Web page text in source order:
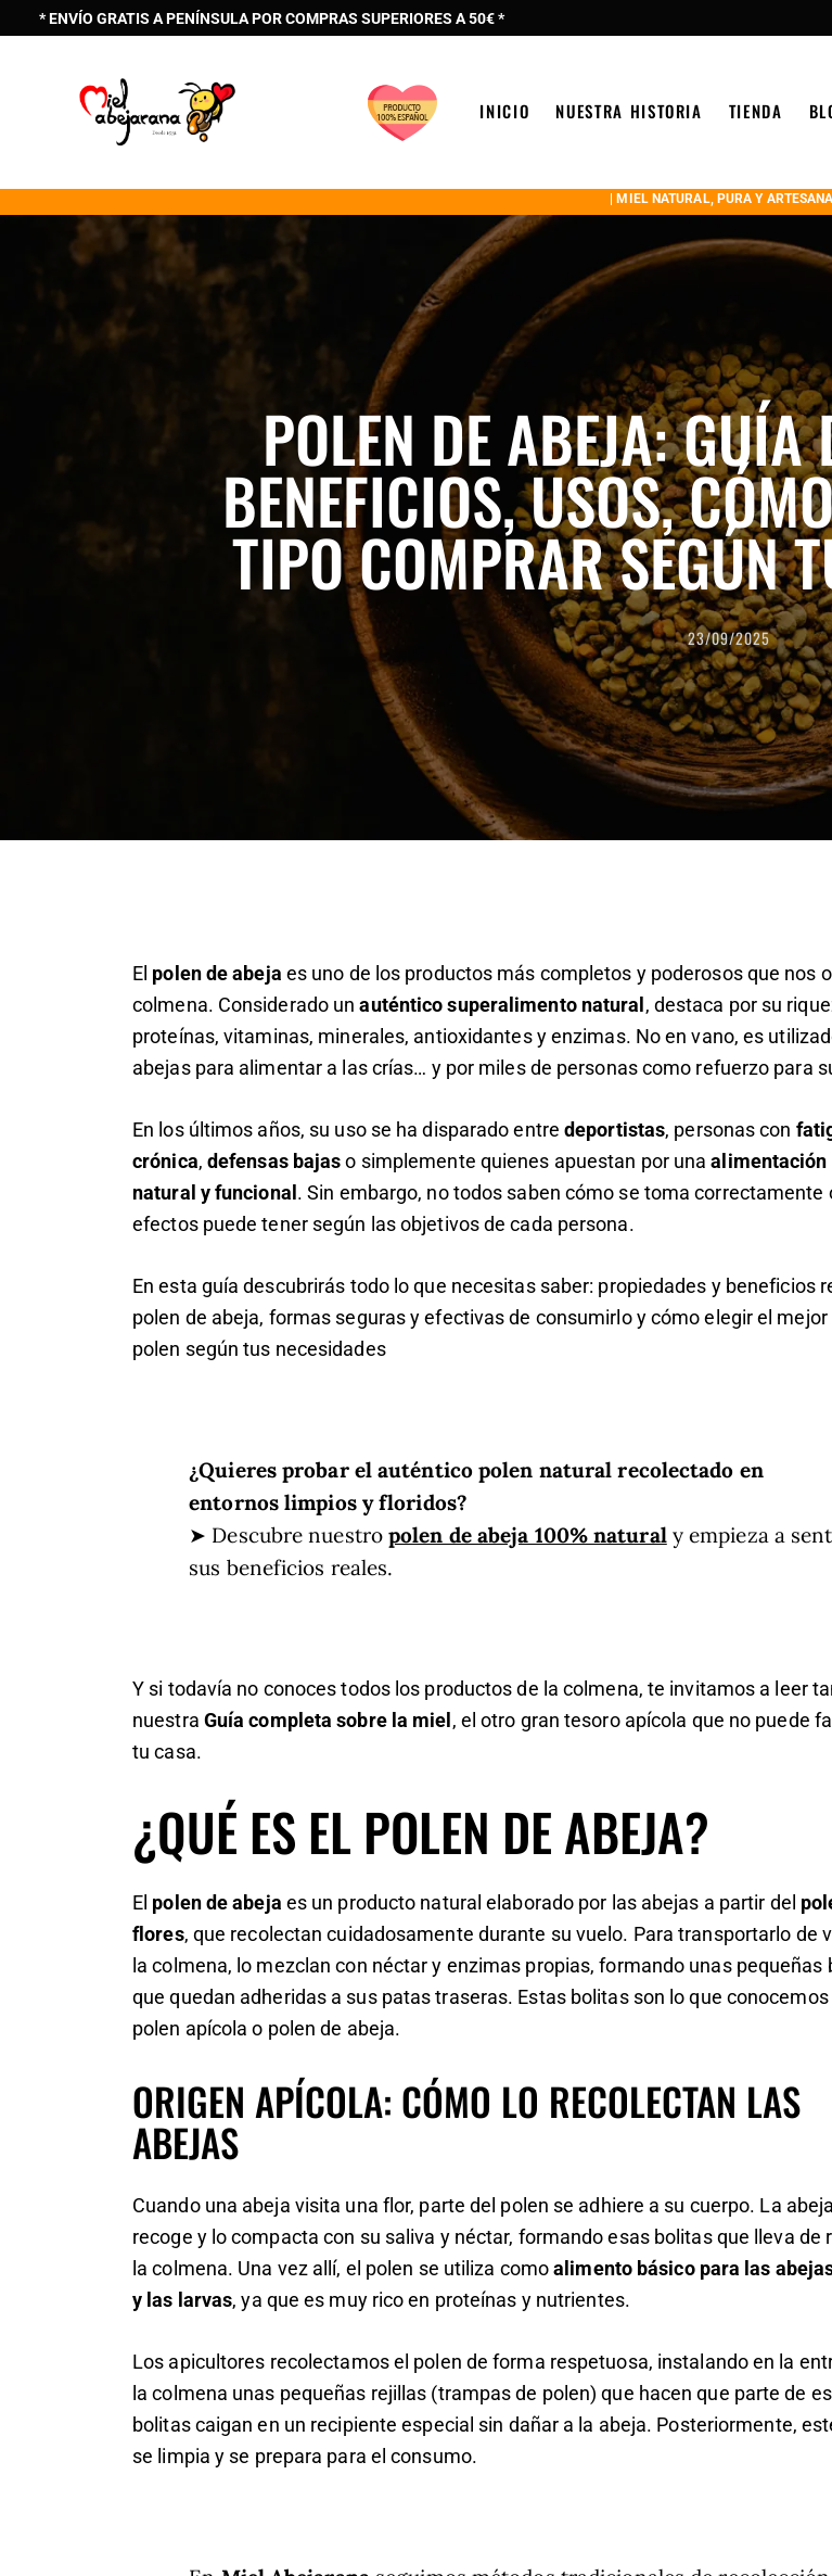
* ENVÍO GRATIS A PENÍNSULA POR COMPRAS SUPERIORES A 50€ *
INICIO NUESTRA HISTORIA TIENDA
| MIEL NATURAL, PURA Y
POLEN DE ABEJA: GUÍA
BENEFICIOS, USOS,
TIPO COMPRAR SEGÚN
23/09/2025
El polen de abeja es uno de los productos más completos y poderosos que nos
colmena. Considerado unauténtico superalimento natural , destaca por su
proteínas, vitaminas, minerales, antioxidantes y enzimas. No en vano, es
abejas para alimentar a las crías… y por miles de personas como refuerzo para
En los últimos años, su uso se ha disparado entre deportistas, personas con
crónica, defensas bajaso simplemente quienes apuestan por unaalimentación
natural y funcional . Sin embargo, no todos saben cómo se toma correctamente
efectos puede tener según las objetivos de cada persona.
En esta guía descubrirás todo lo que necesitas saber: propiedades y beneficios
polen de abeja, formas seguras y efectivas de consumirlo y cómo elegir el mejor
polen según tus necesidades
¿Quieres probar el auténtico polen natural recolectado en
entornos limpios y floridos?
➤ Descubre nuestropolen de abeja 100% naturaly empieza a
sus beneficios reales.
Y si todavía no conoces todos los productos de la colmena, te invitamos a leer
nuestra Guía completa sobre la miel , el otro gran tesoro apícola que no puede
tu casa.
¿QUÉ ES EL POLEN DE ABEJA?
El polen de abeja es un producto natural elaborado por las abejas a partir del
flores, que recolectan cuidadosamente durante su vuelo. Para transportarlo de
la colmena, lo mezclan con néctar y enzimas propias, formando unas pequeñas
que quedan adheridas a sus patas traseras. Estas bolitas son lo que
polen apícola o polen de abeja.
ORIGEN APÍCOLA: CÓMO LO RECOLECTAN LAS
ABEJAS
Cuando una abeja visita una flor, parte del polen se adhiere a su cuerpo. La
recoge y lo compacta con su saliva y néctar, formando esas bolitas que lleva de
la colmena. Una vez allí, el polen se utiliza comoalimento básico para las
y las larvas, ya que es muy rico en proteínas y nutrientes.
Los apicultores recolectamos el polen de forma respetuosa, instalando en la
la colmena unas pequeñas rejillas (trampas de polen) que hacen que parte de
bolitas caigan en un recipiente especial sin dañar a la abeja. Posteriormente,
se limpia y se prepara para el consumo.
BUSCAR